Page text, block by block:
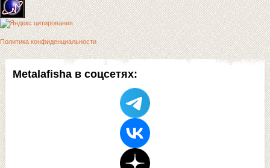
Metalafisha в соцсетях:
Политика конфиденциальности